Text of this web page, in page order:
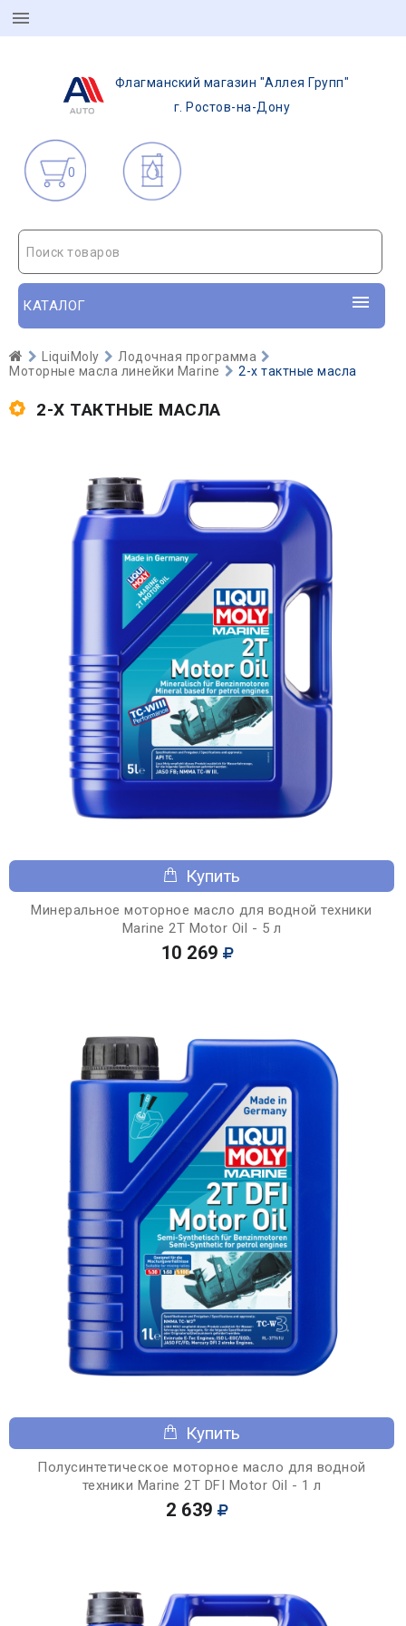
Флагманский магазин "Аллея Групп"
г. Ростов-на-Дону
0
Поиск товаров
КАТАЛОГ
LiquiMoly
Лодочная программа
Моторные масла линейки Marine
2-х тактные масла
2-Х ТАКТНЫЕ МАСЛА
Купить
Минеральное моторное масло для водной техники
Marine 2T Motor Oil - 5 л
10 269
Купить
Полусинтетическое моторное масло для водной
техники Marine 2T DFI Motor Oil - 1 л
2 639